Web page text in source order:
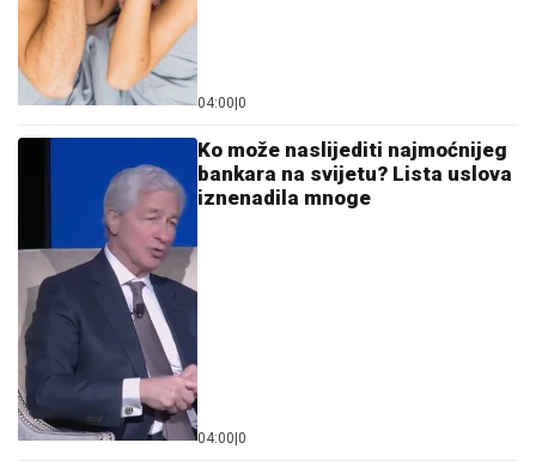
04:00 0
Ko može naslijediti najmoćnijeg
bankara na svijetu? Lista uslova
iznenadila mnoge
04:00 0